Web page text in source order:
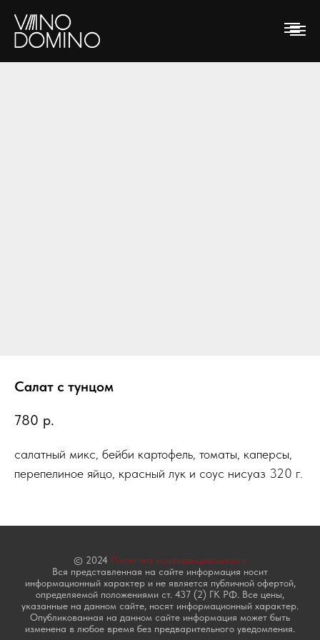
Салат с тунцом
780 р.
салатный микс, бейби картофель, томаты, каперсы,
перепелиное яйцо, красный лук и соус нисуаз 320 г.
© 2024 Политика конфиденциальности
Вся представленная на сайте информация носит
информационный характер и не является публичной офертой,
определяемой положениями ст. 437 (2) ГК РФ. Все цены,
указанные на данном сайте, носят информационный характер.
Опубликованная на данном сайте информация может быть
изменена в любое время без предварительного уведомления.